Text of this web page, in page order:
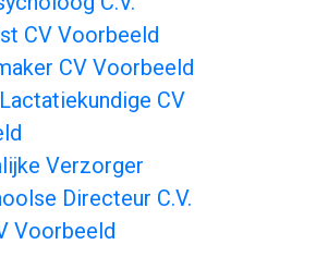
CV Voorbeeld
CV Voorbeeld
CV
Verzorger
Directeur C.V.
Voorbeeld